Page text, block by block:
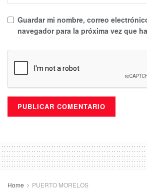
Guardar mi nombre, correo
navegador para la próxima vez que
Home PUERTO MORELOS